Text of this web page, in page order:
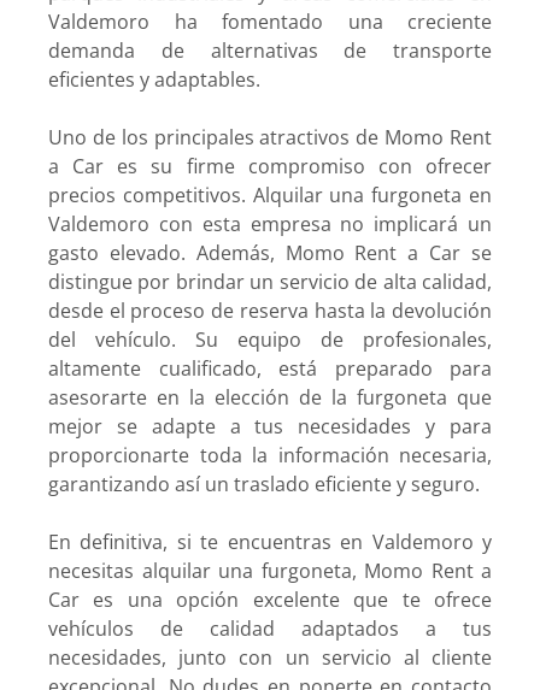
Valdemoro ha fomentado una creciente
demanda de alternativas de transporte
eficientes y adaptables.
Uno de los principales atractivos de Momo Rent
a Car es su firme compromiso con ofrecer
precios competitivos. Alquilar una furgoneta en
Valdemoro con esta empresa no implicará un
gasto elevado. Además, Momo Rent a Car se
distingue por brindar un servicio de alta calidad,
desde el proceso de reserva hasta la devolución
del vehículo. Su equipo de profesionales,
altamente cualificado, está preparado para
asesorarte en la elección de la furgoneta que
mejor se adapte a tus necesidades y para
proporcionarte toda la información necesaria,
garantizando así un traslado eficiente y seguro.
En definitiva, si te encuentras en Valdemoro y
necesitas alquilar una furgoneta, Momo Rent a
Car es una opción excelente que te ofrece
vehículos de calidad adaptados a tus
necesidades, junto con un servicio al cliente